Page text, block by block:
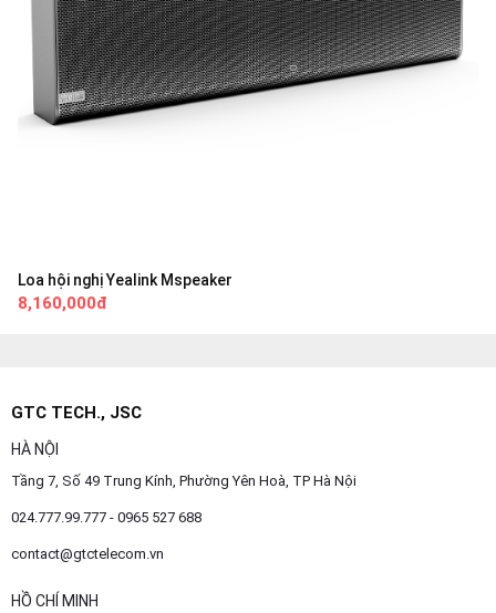
Loa hội nghị Yealink Mspeaker
8,160,000đ
GTC TECH., JSC
HÀ NỘI
Tầng 7, Số 49 Trung Kính, Phường Yên Hoà, TP Hà Nội
024.777.99.777 - 0965 527 688
contact@gtctelecom.vn
HỒ CHÍ MINH